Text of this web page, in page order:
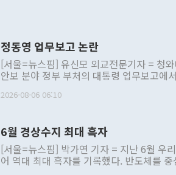
정동영 업무보고 논란
[서울=뉴스핌] 유신모 외교전문기자 = 청
안보 분야 정부 부처의 대통령 업무보고에
발언 중에는 정부 내 조율을 거치지 않은 사
주의적 희망에 근거한 비현실적 구상'이라
관의 대북 정책 관련 발언이 물의를 빚은
관 부처 장관이 공개적으로 부정적 입장을
관의 무리한 대북 접근법과 월권을 제어해
2026-08-06 06:10
6월 경상수지 최대 흑자
[서울=뉴스핌] 박가연 기자 = 지난 6월 우
어 역대 최대 흑자를 기록했다. 반도체를